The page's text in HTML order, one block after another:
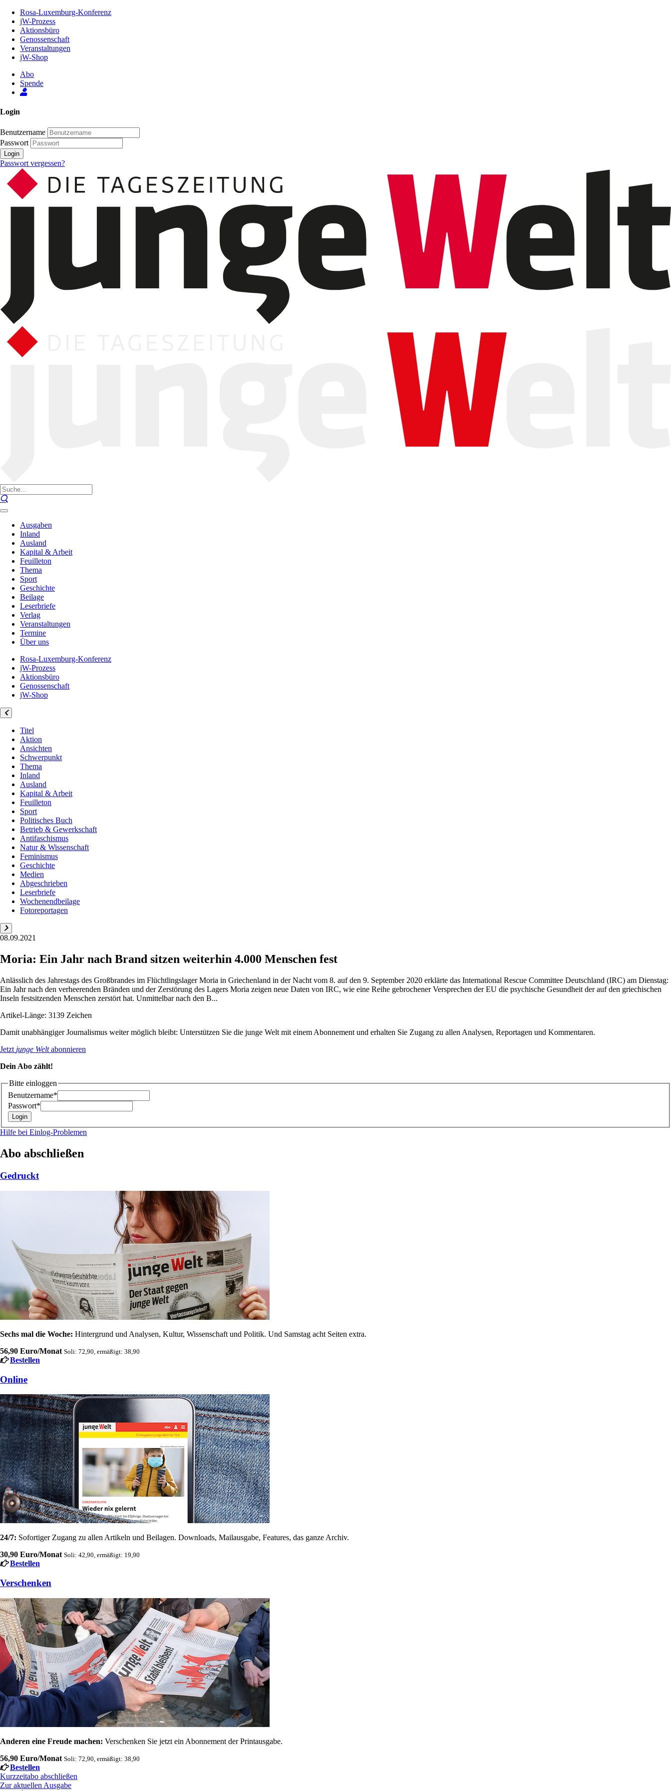
Inhalt
Seite
Rosa-Luxemburg-Konferenz
jW-Prozess
Aktionsbüro
Genossenschaft
Veranstaltungen
jW-Shop
Abo
Spende
Login
Benutzername
Passwort
Login
Passwort vergessen?
Ausgaben
Inland
Ausland
Kapital & Arbeit
Feuilleton
Thema
Sport
Geschichte
Beilage
Leserbriefe
Verlag
Veranstaltungen
Termine
Über uns
Rosa-Luxemburg-Konferenz
jW-Prozess
Aktionsbüro
Genossenschaft
jW-Shop
Titel
Aktion
Ansichten
Schwerpunkt
Thema
Inland
Ausland
Kapital & Arbeit
Feuilleton
Sport
Politisches Buch
Betrieb & Gewerkschaft
Antifaschismus
Natur & Wissenschaft
Feminismus
Geschichte
Medien
Abgeschrieben
Leserbriefe
Wochenendbeilage
Fotoreportagen
08.09.2021
Moria: Ein Jahr nach Brand sitzen weiterhin 4.000 Menschen fest
Anlässlich des Jahrestags des Großbrandes im Flüchtlingslager Moria in Griechenland in der Nacht vom 8. auf den 9. September 2020 erklärte das International Rescue Committee Deutschland (IRC) am Dienstag:
Ein Jahr nach den verheerenden Bränden und der Zerstörung des Lagers Moria zeigen neue Daten von IRC, wie eine Reihe gebrochener Versprechen der EU die psychische Gesundheit der auf den griechischen
Inseln festsitzenden Menschen zerstört hat. Unmittelbar nach den B...
Artikel-Länge: 3139 Zeichen
Damit unabhängiger Journalismus weiter möglich bleibt: Unterstützen Sie die junge Welt mit einem Abonnement und erhalten Sie Zugang zu allen Analysen, Reportagen und Kommentaren.
Jetzt junge Weltabonnieren
Dein Abo zählt!
Bitte einloggen
Benutzername*
Passwort*
Hilfe bei Einlog-Problemen
Abo abschließen
Gedruckt
Sechs mal die Woche: Hintergrund und Analysen, Kultur, Wissenschaft und Politik. Und Samstag acht Seiten extra.
56,90 Euro/Monat Soli: 72,90, ermäßigt: 38,90
Bestellen
Online
24/7: Sofortiger Zugang zu allen Artikeln und Beilagen. Downloads, Mailausgabe, Features, das ganze Archiv.
30,90 Euro/Monat Soli: 42,90, ermäßigt: 19,90
Bestellen
Verschenken
Anderen eine Freude machen: Verschenken Sie jetzt ein Abonnement der Printausgabe.
56,90 Euro/Monat Soli: 72,90, ermäßigt: 38,90
Bestellen
Kurzzeitabo abschließen
Zur aktuellen Ausgabe